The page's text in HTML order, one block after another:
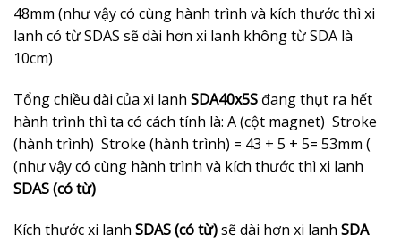
48mm (như vậy có cùng hành trình và kích thước thì xi
lanh có từ SDAS sẽ dài hơn xi lanh không từ SDA là
10cm)
Tổng chiều dài của xi lanh SDA40x5S đang thụt ra hết
hành trình thì ta có cách tính là: A (cột magnet) Stroke
(hành trình) Stroke (hành trình) = 43 + 5 + 5= 53mm (
(như vậy có cùng hành trình và kích thước thì xi lanh
SDAS (có từ)
Kích thước xi lanh SDAS (có từ)sẽ dài hơn xi lanh SDA